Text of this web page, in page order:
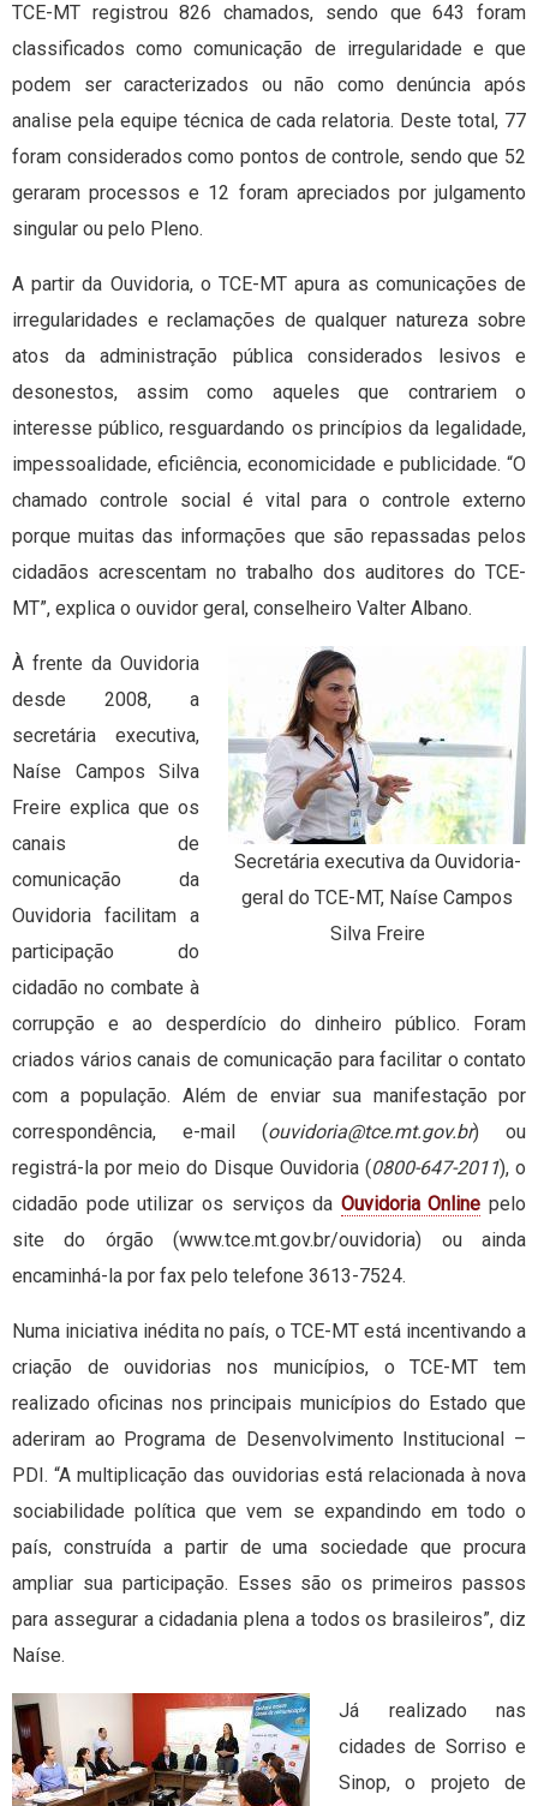
TCE-MT registrou 826 chamados, sendo que 643 foram
classificados como comunicação de irregularidade e que
podem ser caracterizados ou não como denúncia após
analise pela equipe técnica de cada relatoria. Deste total, 77
foram considerados como pontos de controle, sendo que 52
geraram processos e 12 foram apreciados por julgamento
singular ou pelo Pleno.
A partir da Ouvidoria, o TCE-MT apura as comunicações de
irregularidades e reclamações de qualquer natureza sobre
atos da administração pública considerados lesivos e
desonestos, assim como aqueles que contrariem o
interesse público, resguardando os princípios da legalidade,
impessoalidade, eficiência, economicidade e publicidade. “O
chamado controle social é vital para o controle externo
porque muitas das informações que são repassadas pelos
cidadãos acrescentam no trabalho dos auditores do TCE-
MT”, explica o ouvidor geral, conselheiro Valter Albano.
Secretária executiva da Ouvidoria-
geral do TCE-MT, Naíse Campos
Silva Freire
À frente da Ouvidoria
desde 2008, a
secretária executiva,
Naíse Campos Silva
Freire explica que os
canais de
comunicação da
Ouvidoria facilitam a
participação do
cidadão no combate à
corrupção e ao desperdício do dinheiro público. Foram
criados vários canais de comunicação para facilitar o contato
com a população. Além de enviar sua manifestação por
correspondência, e-mail (ouvidoria@tce.mt.gov.br) ou
registrá-la por meio do Disque Ouvidoria (0800-647-2011), o
cidadão pode utilizar os serviços da Ouvidoria Online pelo
site do órgão (www.tce.mt.gov.br/ouvidoria) ou ainda
encaminhá-la por fax pelo telefone 3613-7524.
Numa iniciativa inédita no país, o TCE-MT está incentivando a
criação de ouvidorias nos municípios, o TCE-MT tem
realizado oficinas nos principais municípios do Estado que
aderiram ao Programa de Desenvolvimento Institucional –
PDI. “A multiplicação das ouvidorias está relacionada à nova
sociabilidade política que vem se expandindo em todo o
país, construída a partir de uma sociedade que procura
ampliar sua participação. Esses são os primeiros passos
para assegurar a cidadania plena a todos os brasileiros”, diz
Naíse.
Já realizado nas
cidades de Sorriso e
Sinop, o projeto de